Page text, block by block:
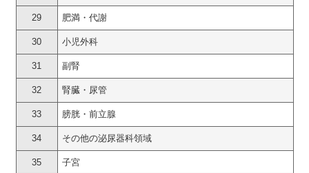
29 肥満・代謝
30 小児外科
31 副腎
32 腎臓・尿管
33 膀胱・前立腺
34 その他の泌尿器科領域
35 子宮